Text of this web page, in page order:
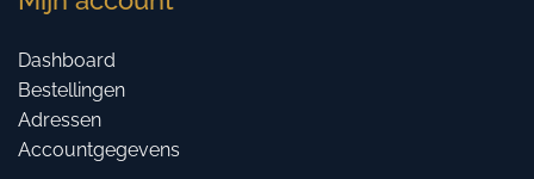
Dashboard
Bestellingen
Adressen
Accountgegevens